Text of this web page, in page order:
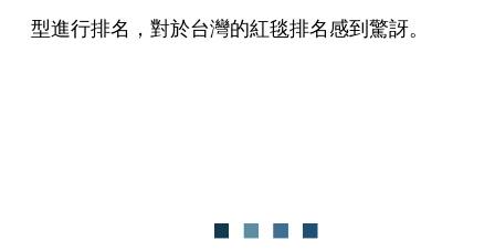
型進行排名，對於台灣的紅毯排名感到驚訝。